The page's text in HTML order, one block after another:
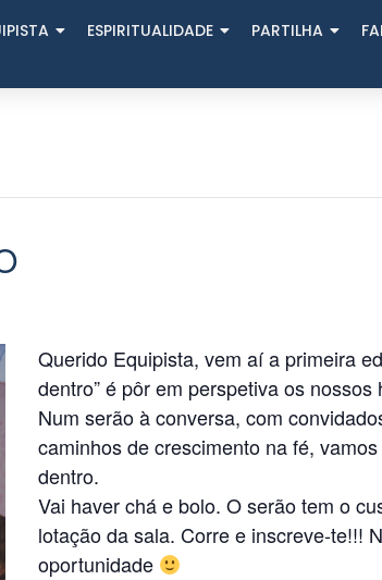
ESPIRITUALIDADE PARTILHA
Querido Equipista, vem aí a primeira
dentro” é pôr em perspetiva os
Num serão à conversa, com
caminhos de crescimento na fé,
dentro.
Vai haver chá e bolo. O serão tem o
lotação da sala. Corre e inscreve-te!!!
oportunidade